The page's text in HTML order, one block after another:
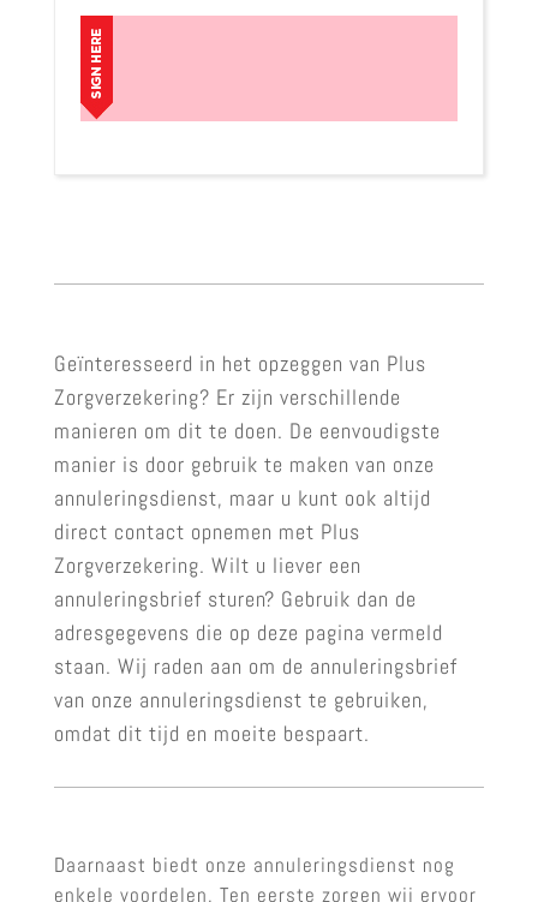
Geïnteresseerd in het opzeggen van Plus
Zorgverzekering? Er zijn verschillende
manieren om dit te doen. De eenvoudigste
manier is door gebruik te maken van onze
annuleringsdienst, maar u kunt ook altijd
direct contact opnemen met Plus
Zorgverzekering. Wilt u liever een
annuleringsbrief sturen? Gebruik dan de
adresgegevens die op deze pagina vermeld
staan. Wij raden aan om de annuleringsbrief
van onze annuleringsdienst te gebruiken,
omdat dit tijd en moeite bespaart.
Daarnaast biedt onze annuleringsdienst nog
enkele voordelen. Ten eerste zorgen wij ervoor